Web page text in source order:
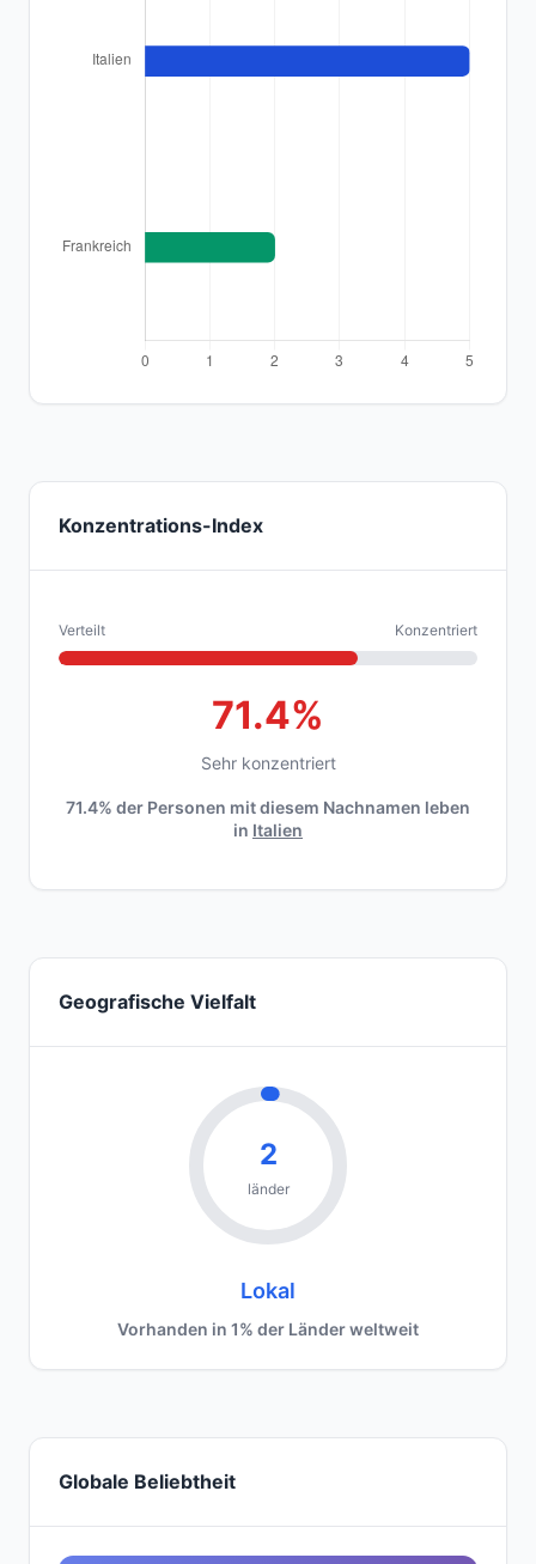
Konzentrations-Index
Verteilt Konzentriert
71.4%
Sehr konzentriert
71.4% der Personen mit diesem Nachnamen leben
in Italien
Geografische Vielfalt
2
länder
Lokal
Vorhanden in 1% der Länder weltweit
Globale Beliebtheit